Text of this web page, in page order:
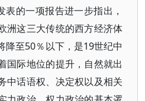
的一项报告进一步指出，
洲这三大传统的西方经济体
降至50％以下，是19世纪中
国际地位的提升，自然就出
中话语权、决定权以及相关